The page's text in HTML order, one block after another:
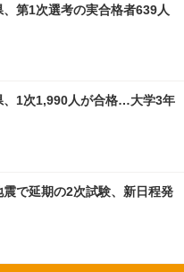
、第1次選考の実合格者639人
、1次1,990人が合格…大学3年
震で延期の2次試験、新日程発